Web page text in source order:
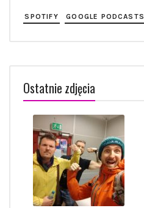
SPOTIFY GOOGLE PODCASTS
Ostatnie zdjęcia